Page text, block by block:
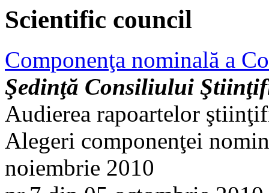
Scientific council
Componenţa nominală a
Şedinţă Consiliului
Audierea rapoartelor
Alegeri componenţei
noiembrie 2010